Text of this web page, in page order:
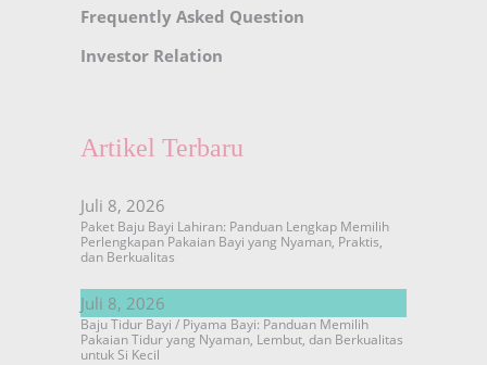
Frequently Asked Question
Investor Relation
Artikel Terbaru
Juli 8, 2026
Paket Baju Bayi Lahiran: Panduan Lengkap Memilih
Perlengkapan Pakaian Bayi yang Nyaman, Praktis,
dan Berkualitas
Juli 8, 2026
Baju Tidur Bayi / Piyama Bayi: Panduan Memilih
Pakaian Tidur yang Nyaman, Lembut, dan Berkualitas
untuk Si Kecil